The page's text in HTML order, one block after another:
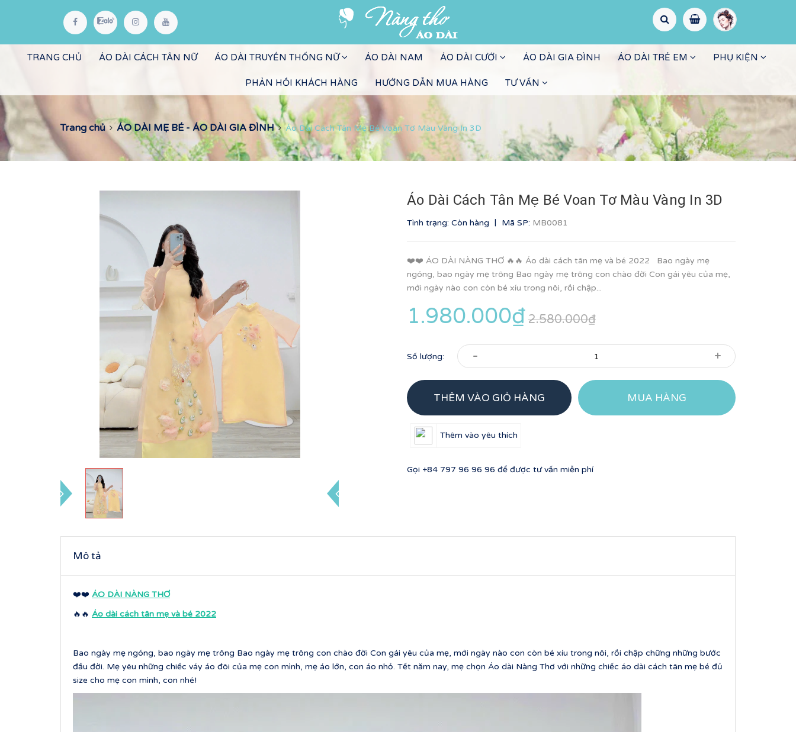
TRANG CHỦ ÁO DÀI CÁCH TÂN NỮ ÁO DÀI TRUYỀN THỐNG NỮ ÁO DÀI NAM ÁO DÀI CƯỚI ÁO DÀI GIA ĐÌNH ÁO DÀI TRẺ EM PHỤ KIỆN
PHẢN HỒI KHÁCH HÀNG HƯỚNG DẪN MUA HÀNG TƯ VẤN
Trang chủ ÁO DÀI MẸ BÉ - ÁO DÀI GIA ĐÌNH Áo Dài Cách Tân Mẹ Bé Voan Tơ Màu Vàng In 3D
Áo Dài Cách Tân Mẹ Bé Voan Tơ Màu Vàng In 3D
Tình trạng: Còn hàng | Mã SP: MB0081
❤️❤️ ÁO DÀI NÀNG THƠ 🔥🔥 Áo dài cách tân mẹ và bé 2022 Bao ngày mẹ
ngóng, bao ngày mẹ trông Bao ngày mẹ trông con chào đời Con gái yêu của mẹ,
mới ngày nào con còn bé xíu trong nôi, rồi chập...
1.980.000₫ 2.580.000₫
Số lượng: - +
THÊM VÀO GIỎ HÀNG MUA HÀNG
Thêm vào yêu thích
Gọi +84 797 96 96 96 để được tư vấn miễn phí
Mô tả
❤️❤️ ÁO DÀI NÀNG THƠ
🔥🔥 Áo dài cách tân mẹ và bé 2022
Bao ngày mẹ ngóng, bao ngày mẹ trông Bao ngày mẹ trông con chào đời Con gái yêu của mẹ, mới ngày nào con còn bé xíu trong nôi, rồi chập chững những bước
đầu đời. Mẹ yêu những chiếc váy áo đôi của mẹ con mình, mẹ áo lớn, con áo nhỏ. Tết năm nay, mẹ chọn Áo dài Nàng Thơ với những chiếc áo dài cách tân mẹ bé đủ
size cho mẹ con mình, con nhé!